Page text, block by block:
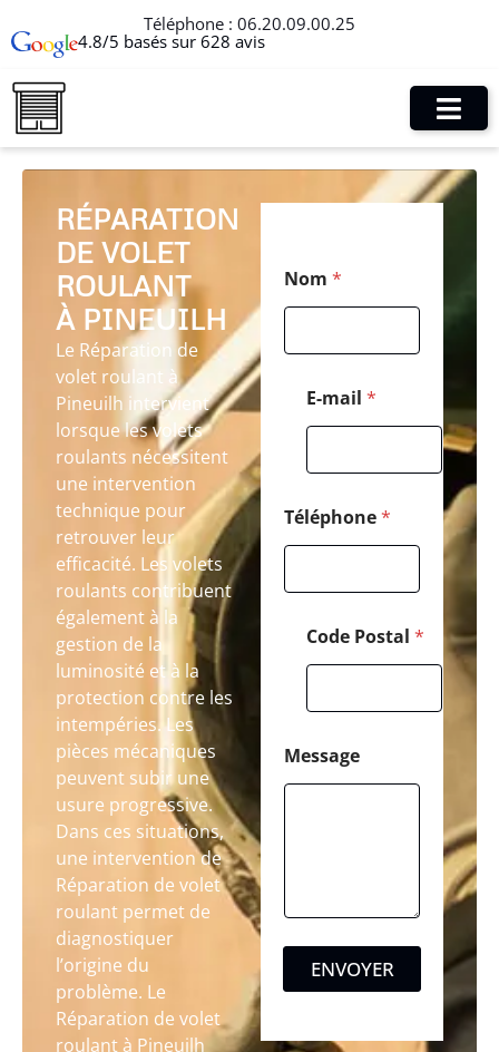
Téléphone : 06.20.09.00.25
4.8/5 basés sur 628 avis
RÉPARATION
DE VOLET
ROULANT
À PINEUILH
Le Réparation de
volet roulant à
Pineuilh intervient
lorsque les volets
roulants nécessitent
une intervention
technique pour
retrouver leur
efficacité. Les volets
roulants contribuent
également à la
gestion de la
luminosité et à la
protection contre les
intempéries. Les
pièces mécaniques
peuvent subir une
usure progressive.
Dans ces situations,
une intervention de
Réparation de volet
roulant permet de
diagnostiquer
l’origine du
problème. Le
Réparation de volet
roulant à Pineuilh
Nom *
E-mail *
Téléphone*
l
Code Postal *
Message
ENVOYER